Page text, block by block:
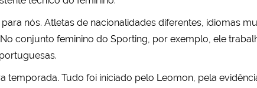
nós. Atletas de nacionalidades diferentes, idiomas
conjunto feminino do Sporting, por exemplo, ele
temporada. Tudo foi iniciado pelo Leomon, pela